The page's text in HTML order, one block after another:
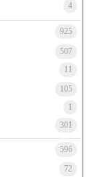
4
925
507
11
105
1
301
596
72